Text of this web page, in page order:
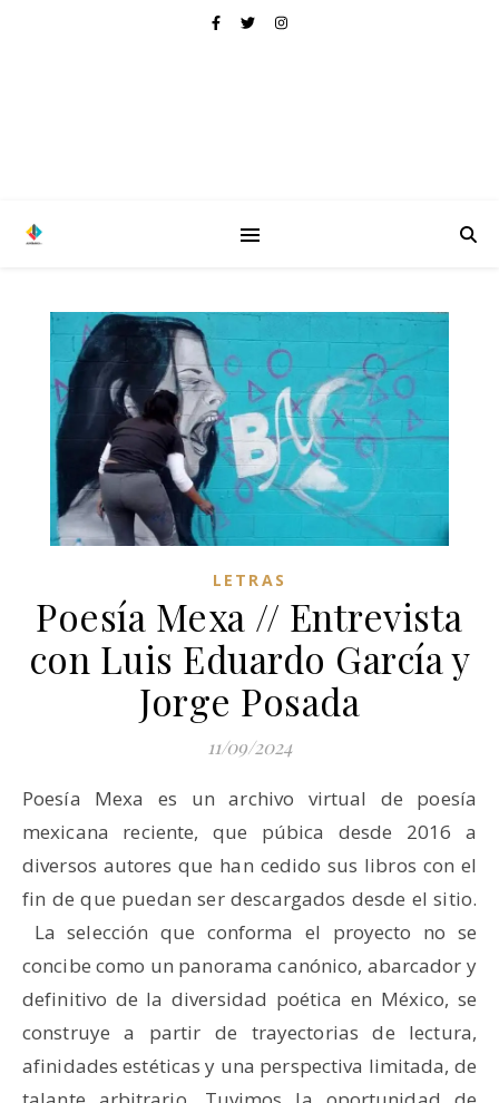
LETRAS
Poesía Mexa // Entrevista
con Luis Eduardo García y
Jorge Posada
11/09/2024
Poesía Mexa es un archivo virtual de poesía
mexicana reciente, que púbica desde 2016 a
diversos autores que han cedido sus libros con el
fin de que puedan ser descargados desde el sitio.
La selección que conforma el proyecto no se
concibe como un panorama canónico, abarcador y
definitivo de la diversidad poética en México, se
construye a partir de trayectorias de lectura,
afinidades estéticas y una perspectiva limitada, de